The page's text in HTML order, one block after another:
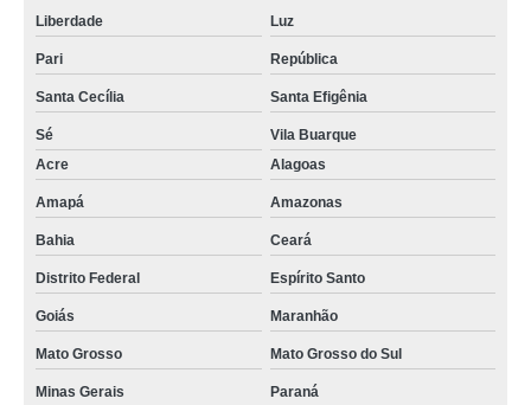
gravador veicular preço Senador José Bento
camera gravadora veicular preço Porto Velho
gravadores de video veicular preço Boa Vista
camera gravadora veicular Varginha
onde vende camera gravadora veicular Itatiaiuçu
gravador veicular São Gonçalo do Sapucaí
quanto custa gravadores veiculares Centro
onde vende sistema de gravação de imagens Candeias
Liberdade Luz
Pari República
Santa Cecília Santa Efigênia
Sé
Vila Buarque
Acre
Alagoas
Amapá Amazonas
Bahia Ceará
Distrito Federal Espírito Santo
Goiás Maranhão
Mato Grosso Mato Grosso do Sul
Minas Gerais Paraná